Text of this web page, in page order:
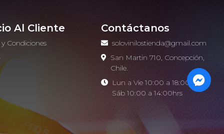
Al Cliente
Condiciones
Contáctanos
solovinilostienda@gmail.com
San Martin 710, Concepción,
Chile.
Lun a Vie 10:00 a 18:00hrs -
Sáb 10:00 a 14:00hrs